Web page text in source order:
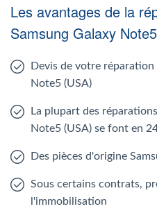
Les avantages de la
Samsung Galaxy
Devis de votre
Note5 (USA)
La plupart des
Note5 (USA) se font en
Des pièces d'origine
Sous certains contrats,
l'immobilisation